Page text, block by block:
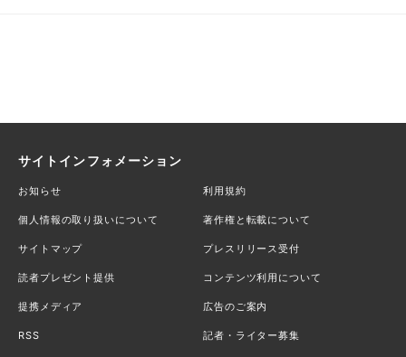
サイトインフォメーション
お知らせ 利用規約
個人情報の取り扱いについて 著作権と転載について
サイトマップ プレスリリース受付
読者プレゼント提供 コンテンツ利用について
提携メディア 広告のご案内
RSS 記者・ライター募集